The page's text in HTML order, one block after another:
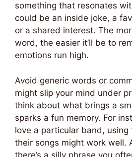
something that resonates
could be an inside joke, a
or a shared interest. The
word, the easier it’ll be to
emotions run high.
Avoid generic words or
might slip your mind under
think about what brings a
sparks a fun memory. For
love a particular band,
their songs might work well.
there’s a silly phrase you